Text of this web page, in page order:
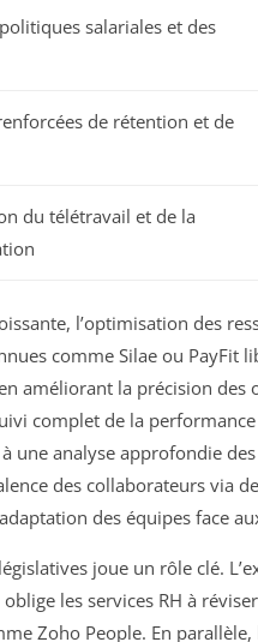
salariales et des
de rétention et de
du télétravail et de la
l’optimisation des
comme Silae ou PayFit
améliorant la précision des
complet de la
une analyse approfondie
des collaborateurs via
des équipes face
joue un rôle clé.
les services RH à
Zoho People. En